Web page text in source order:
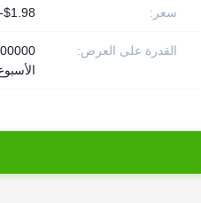
سعر: $1.98-$2.25
القدرة على العرض: